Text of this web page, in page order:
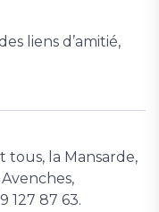
liens d’amitié,
tous, la Mansarde,
127 87 63.